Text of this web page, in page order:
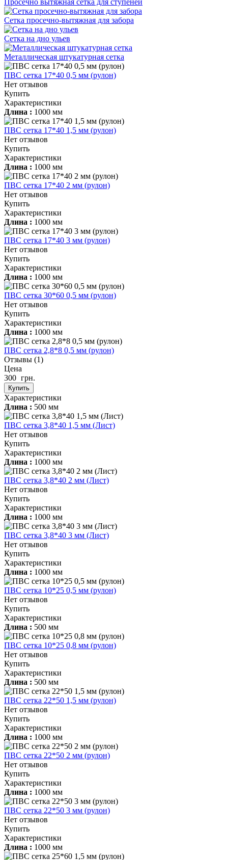
Сетка просечно-вытяжная для забора
Сетка на дно ульев
Металлическая штукатурная сетка
ПВС сетка 17*40 0,5 мм (рулон)
Нет отзывов
Купить
Характеристики
Длина : 1000 мм
ПВС сетка 17*40 1,5 мм (рулон)
Нет отзывов
Купить
Характеристики
Длина : 1000 мм
ПВС сетка 17*40 2 мм (рулон)
Нет отзывов
Купить
Характеристики
Длина : 1000 мм
ПВС сетка 17*40 3 мм (рулон)
Нет отзывов
Купить
Характеристики
Длина : 1000 мм
ПВС сетка 30*60 0,5 мм (рулон)
Нет отзывов
Купить
Характеристики
Длина : 1000 мм
ПВС сетка 2,8*8 0,5 мм (рулон)
Отзывы (1)
Цена
300 грн.
Купить
Характеристики
Длина : 500 мм
ПВС сетка 3,8*40 1,5 мм (Лист)
Нет отзывов
Купить
Характеристики
Длина : 1000 мм
ПВС сетка 3,8*40 2 мм (Лист)
Нет отзывов
Купить
Характеристики
Длина : 1000 мм
ПВС сетка 3,8*40 3 мм (Лист)
Нет отзывов
Купить
Характеристики
Длина : 1000 мм
ПВС сетка 10*25 0,5 мм (рулон)
Нет отзывов
Купить
Характеристики
Длина : 500 мм
ПВС сетка 10*25 0,8 мм (рулон)
Нет отзывов
Купить
Характеристики
Длина : 500 мм
ПВС сетка 22*50 1,5 мм (рулон)
Нет отзывов
Купить
Характеристики
Длина : 1000 мм
ПВС сетка 22*50 2 мм (рулон)
Нет отзывов
Купить
Характеристики
Длина : 1000 мм
ПВС сетка 22*50 3 мм (рулон)
Нет отзывов
Купить
Характеристики
Длина : 1000 мм